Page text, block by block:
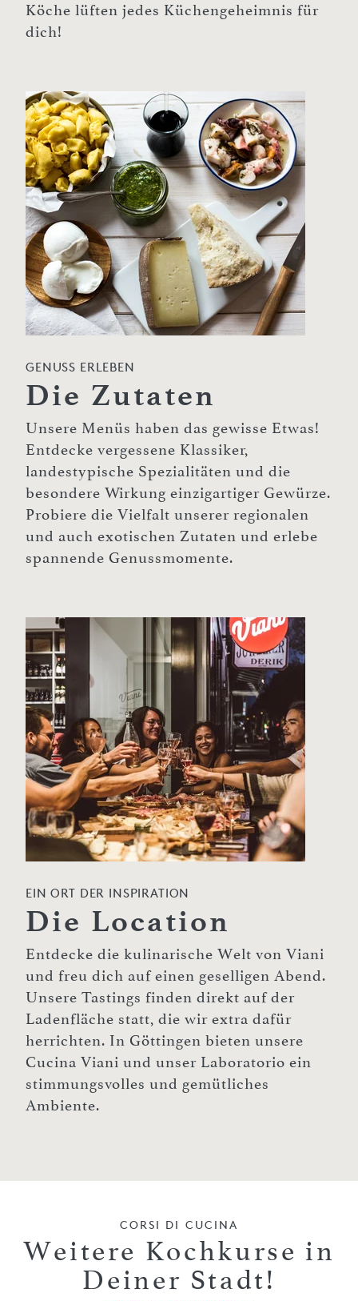
Köche lüften jedes Küchengeheimnis für
dich!
GENUSS ERLEBEN
Die Zutaten
Unsere Menüs haben das gewisse Etwas!
Entdecke vergessene Klassiker,
landestypische Spezialitäten und die
besondere Wirkung einzigartiger Gewürze.
Probiere die Vielfalt unserer regionalen
und auch exotischen Zutaten und erlebe
spannende Genussmomente.
EIN ORT DER INSPIRATION
Die Location
Entdecke die kulinarische Welt von Viani
und freu dich auf einen geselligen Abend.
Unsere Tastings finden direkt auf der
Ladenfläche statt, die wir extra dafür
herrichten. In Göttingen bieten unsere
Cucina Viani und unser Laboratorio ein
stimmungsvolles und gemütliches
Ambiente.
CORSI DI CUCINA
Weitere Kochkurse in
Deiner Stadt!